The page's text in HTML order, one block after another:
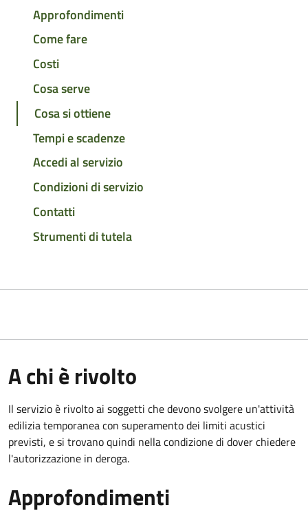
Approfondimenti
Come fare
Costi
Cosa serve
Cosa si ottiene
Tempi e scadenze
Accedi al servizio
Condizioni di servizio
Contatti
Strumenti di tutela
A chi è rivolto
Il servizio è rivolto ai soggetti che devono svolgere un'attività
edilizia temporanea con superamento dei limiti acustici
previsti, e si trovano quindi nella condizione di dover chiedere
l'autorizzazione in deroga.
Approfondimenti